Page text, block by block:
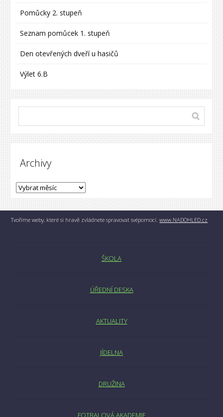
Pomůcky 2. stupeň
Seznam pomůcek 1. stupeň
Den otevřených dveří u hasičů
Výlet 6.B
Archivy
Tvoříme weby, které si hravě zvládnete spravovat svépomocí.www.NADOHLED.cz
ŠKOLA
ÚŘEDNÍ DESKA
AKTUALITY
JÍDELNA
DRUŽINA
FOTBALOVÁ AKADEMIE